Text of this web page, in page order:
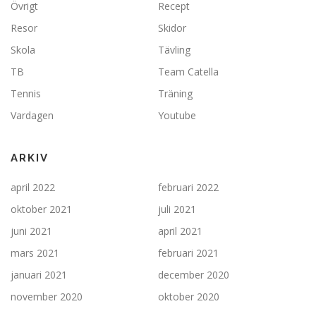
Övrigt
Recept
Resor
Skidor
Skola
Tävling
TB
Team Catella
Tennis
Träning
Vardagen
Youtube
ARKIV
april 2022
februari 2022
oktober 2021
juli 2021
juni 2021
april 2021
mars 2021
februari 2021
januari 2021
december 2020
november 2020
oktober 2020